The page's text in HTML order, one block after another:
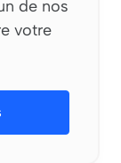
de nos
votre